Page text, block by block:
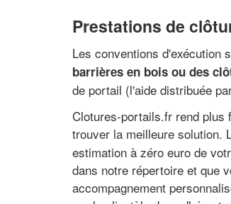
Prestations de
Les conventions d'exécution
barrières en bois ou des
de portail (l'aide distribuée
Clotures-portails.fr rend plus
trouver la meilleure solution.
estimation à zéro euro de
dans notre répertoire et que
accompagnement